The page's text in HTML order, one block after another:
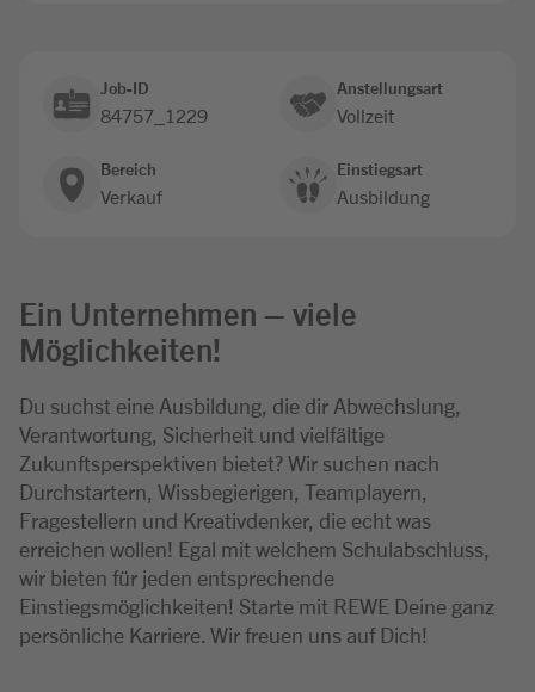
Job-ID
84757_1229
Anstellungsart
Vollzeit
Bereich
Verkauf
Einstiegsart
Ausbildung
Ein Unternehmen – viele
Möglichkeiten!
Du suchst eine Ausbildung, die dir Abwechslung,
Verantwortung, Sicherheit und vielfältige
Zukunftsperspektiven bietet? Wir suchen nach
Durchstartern, Wissbegierigen, Teamplayern,
Fragestellern und Kreativdenker, die echt was
erreichen wollen! Egal mit welchem Schulabschluss,
wir bieten für jeden entsprechende
Einstiegsmöglichkeiten! Starte mit REWE Deine ganz
persönliche Karriere. Wir freuen uns auf Dich!